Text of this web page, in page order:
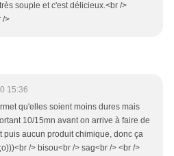
souple et c'est délicieux.<br />
/>
15:36
qu'elles soient moins dures mais
10/15mn avant on arrive à faire de
puis aucun produit chimique, donc ça
/> bisou<br /> sag<br /> <br />